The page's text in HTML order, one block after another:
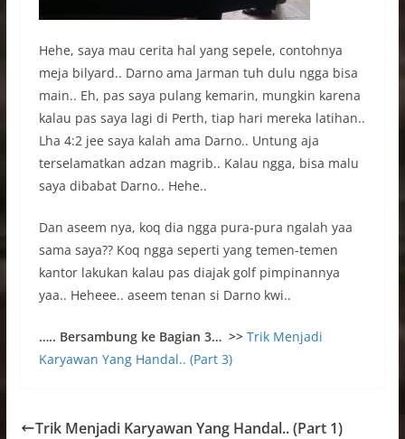
Hehe, saya mau cerita hal yang sepele, contohnya
meja bilyard.. Darno ama Jarman tuh dulu ngga bisa
main.. Eh, pas saya pulang kemarin, mungkin karena
kalau pas saya lagi di Perth, tiap hari mereka latihan..
Lha 4:2 jee saya kalah ama Darno.. Untung aja
terselamatkan adzan magrib.. Kalau ngga, bisa malu
saya dibabat Darno.. Hehe..
Dan aseem nya, koq dia ngga pura-pura ngalah yaa
sama saya?? Koq ngga seperti yang temen-temen
kantor lakukan kalau pas diajak golf pimpinannya
yaa.. Heheee.. aseem tenan si Darno kwi..
….. Bersambung ke Bagian 3… >> Trik Menjadi
Karyawan Yang Handal.. (Part 3)
Trik Menjadi Karyawan Yang Handal.. (Part 1)